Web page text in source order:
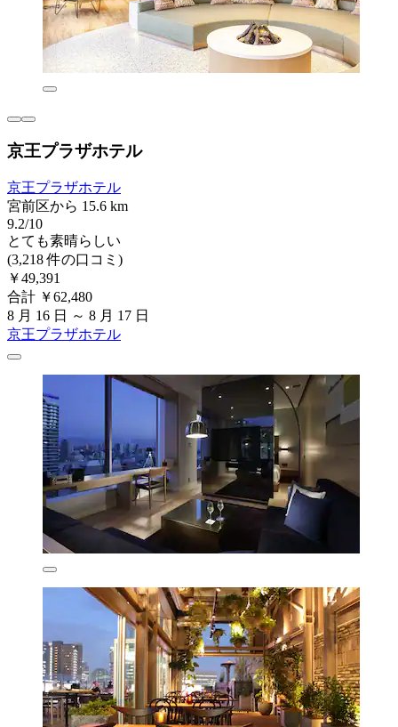
京王プラザホテル
京王プラザホテル
宮前区から 15.6 km
9.2/10
とても素晴らしい
(3,218 件の口コミ)
￥49,391
合計 ￥62,480
8 月 16 日 ～ 8 月 17 日
京王プラザホテル